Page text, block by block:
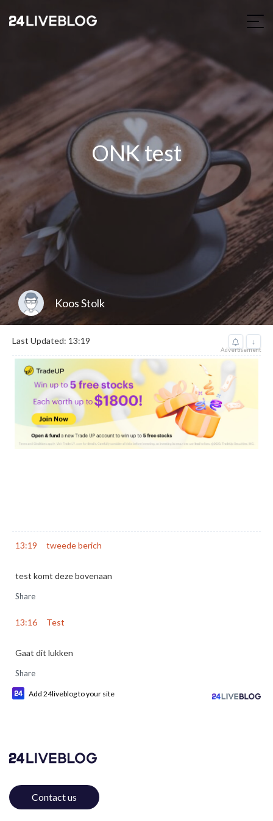
ONK test
Koos Stolk
Last Updated: 13:19 ↓
Advertisement
13:19 tweede berich
test komt deze bovenaan
Share
13:16 Test
Gaat dit lukken
Share
Add 24liveblog to your site
Contact us